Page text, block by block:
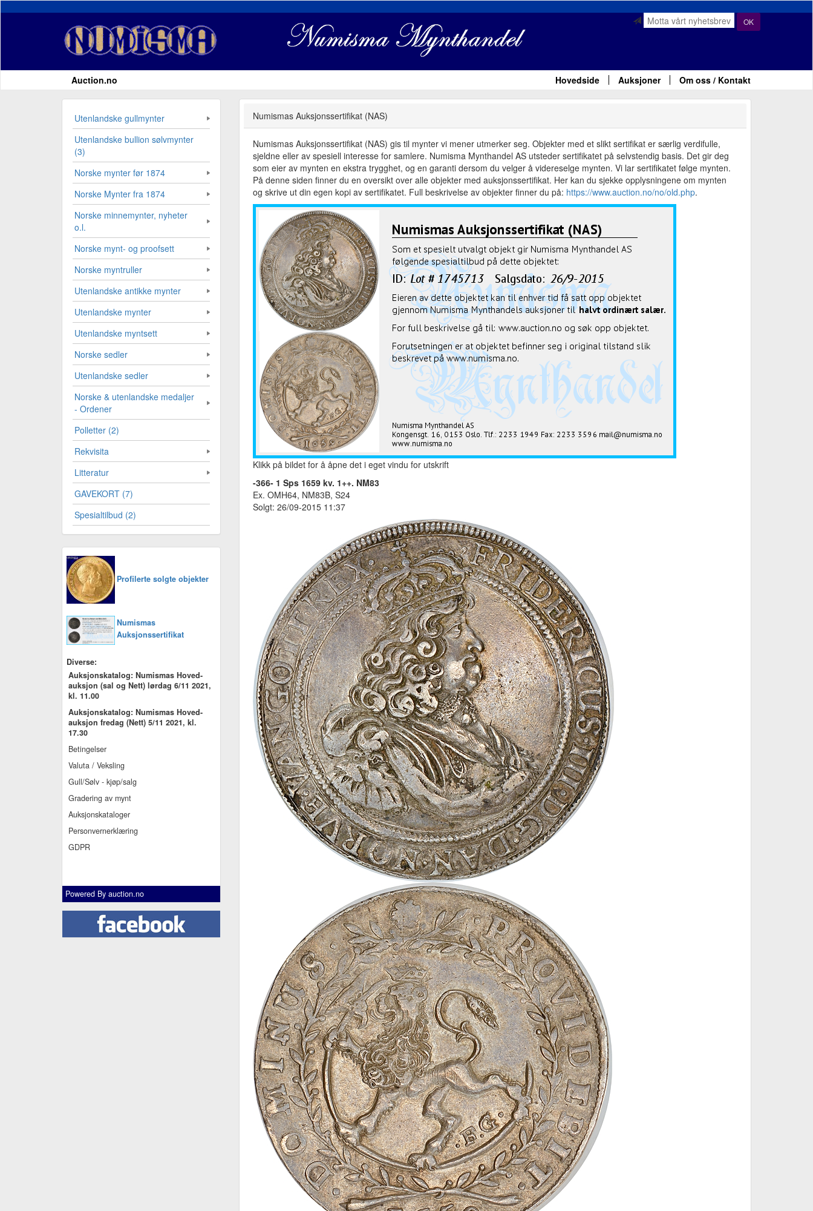
OK
Auction.no Hovedside Auksjoner Om oss / Kontakt
Utenlandske gullmynter
Utenlandske bullion sølvmynter
(3)
Norske mynter før 1874
Norske Mynter fra 1874
Norske minnemynter, nyheter
o.l.
Norske mynt- og proofsett
Norske myntruller
Utenlandske antikke mynter
Utenlandske mynter
Utenlandske myntsett
Norske sedler
Utenlandske sedler
Norske & utenlandske medaljer
- Ordener
Polletter (2)
Rekvisita
Litteratur
GAVEKORT (7)
Spesialtilbud (2)
Profilerte solgte objekter
Numismas
Auksjonssertifikat
Diverse:
Auksjonskatalog: Numismas Hoved-
auksjon (sal og Nett) lørdag 6/11 2021,
kl. 11.00
Auksjonskatalog: Numismas Hoved-
auksjon fredag (Nett) 5/11 2021, kl.
17.30
Betingelser
Valuta / Veksling
Gull/Sølv - kjøp/salg
Gradering av mynt
Auksjonskataloger
Personvernerklæring
GDPR
Powered By auction.no
Numismas Auksjonssertifikat (NAS)
Numismas Auksjonssertifikat (NAS) gis til mynter vi mener utmerker seg. Objekter med et slikt sertifikat er særlig verdifulle,
sjeldne eller av spesiell interesse for samlere. Numisma Mynthandel AS utsteder sertifikatet på selvstendig basis. Det gir deg
som eier av mynten en ekstra trygghet, og en garanti dersom du velger å videreselge mynten. Vi lar sertifikatet følge mynten.
På denne siden finner du en oversikt over alle objekter med auksjonssertifikat. Her kan du sjekke opplysningene om mynten
og skrive ut din egen kopi av sertifikatet. Full beskrivelse av objekter finner du på: https://www.auction.no/no/old.php.
Klikk på bildet for å åpne det i eget vindu for utskrift
-366- 1 Sps 1659 kv. 1++. NM83
Ex. OMH64, NM83B, S24
Solgt: 26/09-2015 11:37